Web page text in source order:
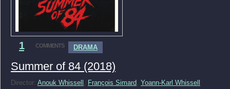
1 COMMENTS DRAMA
Summer of 84 (2018)
Director: Anouk Whissell , François Simard, Yoann-Karl Whissell